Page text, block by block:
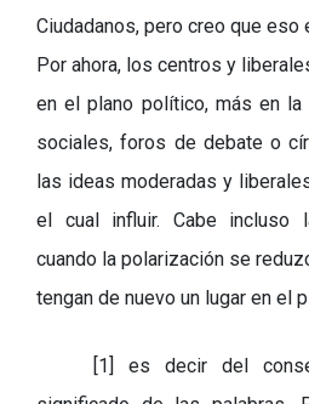
Ciudadanos, pero creo que eso
Por ahora, los centros y
en el plano político, más en
sociales, foros de debate o
las ideas moderadas y
el cual influir. Cabe incluso
cuando la polarización se
tengan de nuevo un lugar en el
[1] es decir del